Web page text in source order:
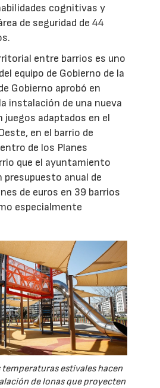
cognitivas y
de seguridad de 44
entre barrios es uno
equipo de Gobierno de la
Gobierno aprobó en
instalación de una nueva
adaptados en el
en el barrio de
de los Planes
que el ayuntamiento
presupuesto anual de
de euros en 39 barrios
especialmente
temperaturas estivales hacen
de lonas que proyecten